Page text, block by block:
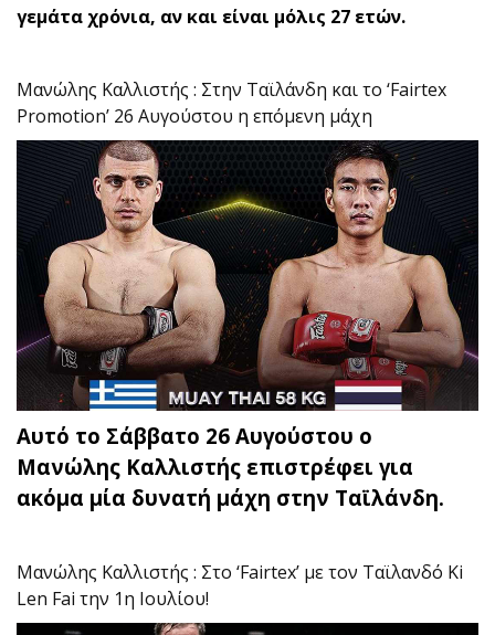
γεμάτα χρόνια, αν και είναι μόλις 27 ετών.
Μανώλης Καλλιστής : Στην Ταϊλάνδη και το ‘Fairtex
Promotion’ 26 Αυγούστου η επόμενη μάχη
Αυτό το Σάββατο 26 Αυγούστου ο
Μανώλης Καλλιστής επιστρέφει για
ακόμα μία δυνατή μάχη στην Ταϊλάνδη.
Μανώλης Καλλιστής : Στο ‘Fairtex’ με τον Ταϊλανδό Ki
Len Fai την 1η Ιουλίου!